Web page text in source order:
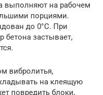
выполняют на рабочем
порциями.
до 0°С. При
бетона застывает,
вибролитья,
на клеящую
повредить блоки,